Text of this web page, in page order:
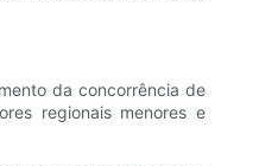
da concorrência de
regionais menores e